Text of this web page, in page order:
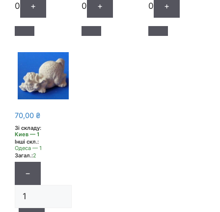
0 + 0 + 0 +
70,00 ₴
Зі складу:
Киев — 1
Інші скл.:
Одеса — 1
Загал.:2
−